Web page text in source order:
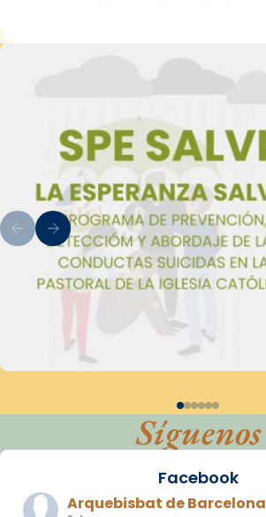
Síguenos
Facebook
Arquebisbat de Barcelona